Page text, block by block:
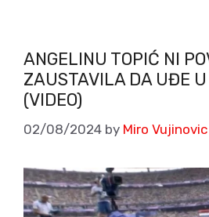
ANGELINU TOPIĆ NI
ZAUSTAVILA DA UĐE
(VIDEO)
02/08/2024 by Miro Vujinovic